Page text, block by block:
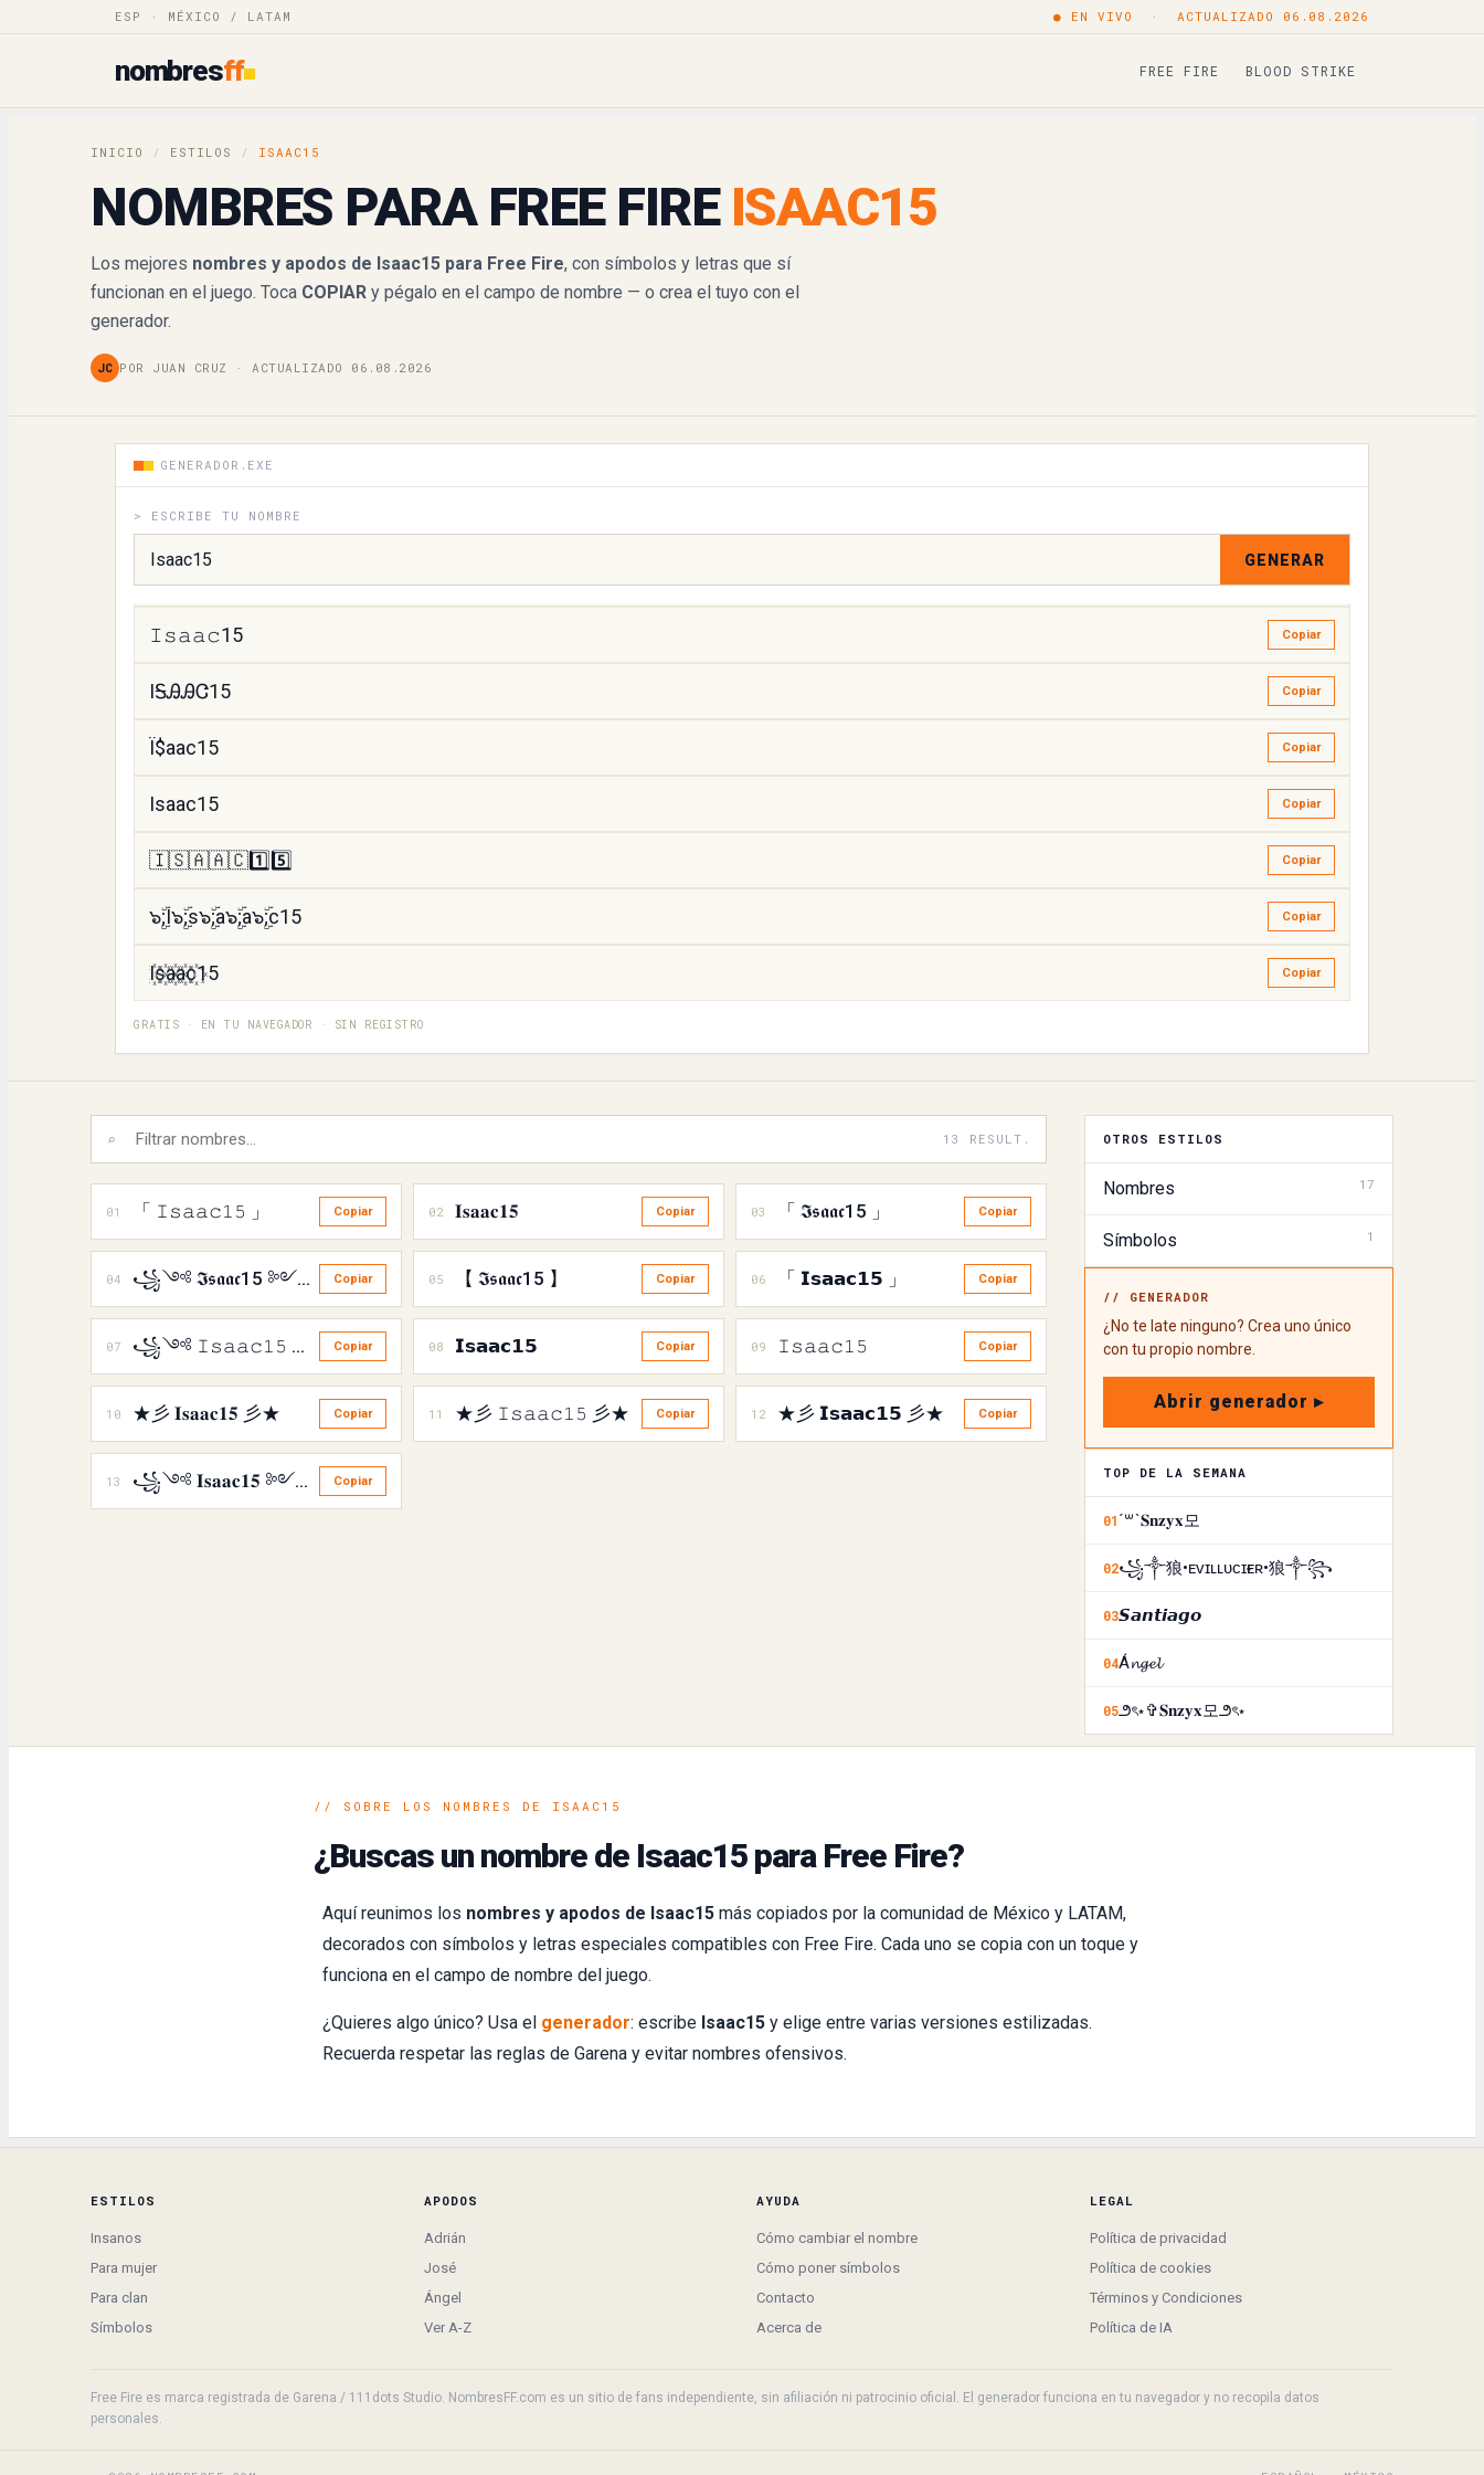
ESP · MÉXICO / LATAM ● EN VIVO · ACTUALIZADO 06.08.2026
nombresff FREE FIRE BLOOD STRIKE
INICIO / ESTILOS / ISAAC15
NOMBRES PARA FREE FIRE ISAAC15
Los mejores nombres y apodos de Isaac15 para Free Fire, con símbolos y letras que sí
funcionan en el juego. Toca COPIAR y pégalo en el campo de nombre — o crea el tuyo con el
generador.
JC POR JUAN CRUZ · ACTUALIZADO 06.08.2026
GENERADOR.EXE
> ESCRIBE TU NOMBRE
GENERAR
ℑ𝔰𝔞𝔞𝔠15 Copiar
𝓘𝓼𝓪𝓪𝓬15 Copiar
𝕀𝕤𝕒𝕒𝕔𝟙𝟝
𝙄𝙨𝙖𝙖𝙘15
ꂑsaac15
꒐saac15
𝙸𝚜𝚊𝚊𝚌15 Copiar
IᎦᎯᎯᏣ15 Copiar
Ї$аас15 Copiar
Isaac15 Copiar
🇮🇸🇦🇦🇨1️⃣5️⃣ Copiar
๖ۣۜ;I๖ۣۜ;s๖ۣۜ;a๖ۣۜ;a๖ۣۜ;c15 Copiar
I꙰s꙰a꙰a꙰c꙰15 Copiar
GRATIS · EN TU NAVEGADOR · SIN REGISTRO
⌕ 13 RESULT.
01 「 𝙸𝚜𝚊𝚊𝚌𝟷𝟻 」 Copiar 02 𝐈𝐬𝐚𝐚𝐜𝟏𝟓 Copiar 03 「 𝕴𝖘𝖆𝖆𝖈15 」 Copiar
04 ꧁༺ 𝕴𝖘𝖆𝖆𝖈15 ༻꧂ Copiar 05 【 𝕴𝖘𝖆𝖆𝖈15 】 Copiar 06 「 𝗜𝘀𝗮𝗮𝗰𝟭𝟱 」 Copiar
07 ꧁༺ 𝙸𝚜𝚊𝚊𝚌𝟷𝟻 ༻꧂ Copiar 08 𝗜𝘀𝗮𝗮𝗰𝟭𝟱 Copiar 09 𝙸𝚜𝚊𝚊𝚌𝟷𝟻 Copiar
10 ★彡 𝐈𝐬𝐚𝐚𝐜𝟏𝟓 彡★ Copiar 11 ★彡 𝙸𝚜𝚊𝚊𝚌𝟷𝟻 彡★ Copiar 12 ★彡 𝗜𝘀𝗮𝗮𝗰𝟭𝟱 彡★ Copiar
13 ꧁༺ 𝐈𝐬𝐚𝐚𝐜𝟏𝟓 ༻꧂ Copiar
OTROS ESTILOS
Nombres 17
Símbolos 1
// GENERADOR
¿No te late ninguno? Crea uno único
con tu propio nombre.
Abrir generador ▸
TOP DE LA SEMANA
01´꒳`𝐒𝐧𝐳𝐲𝐱모
02꧁༒狼•ᴇᴠɪʟㅤʟᴜᴄɪғᴇʀ•狼༒꧂
03𝙎𝙖𝙣𝙩𝙞𝙖𝙜𝙤
04Á𝓷𝓰𝓮𝓵
05౨ৎ⋆✞𝐒𝐧𝐳𝐲𝐱모౨ৎ⋆
// SOBRE LOS NOMBRES DE ISAAC15
¿Buscas un nombre de Isaac15 para Free Fire?
Aquí reunimos los nombres y apodos de Isaac15 más copiados por la comunidad de México y LATAM,
decorados con símbolos y letras especiales compatibles con Free Fire. Cada uno se copia con un toque y
funciona en el campo de nombre del juego.
¿Quieres algo único? Usa el generador: escribe Isaac15 y elige entre varias versiones estilizadas.
Recuerda respetar las reglas de Garena y evitar nombres ofensivos.
ESTILOS
Insanos
Para mujer
Para clan
Símbolos
APODOS
Adrián
José
Ángel
Ver A-Z
AYUDA
Cómo cambiar el nombre
Cómo poner símbolos
Contacto
Acerca de
LEGAL
Política de privacidad
Política de cookies
Términos y Condiciones
Política de IA
Free Fire es marca registrada de Garena / 111dots Studio. NombresFF.com es un sitio de fans independiente, sin afiliación ni patrocinio oficial. El generador funciona en tu navegador y no recopila datos
personales.